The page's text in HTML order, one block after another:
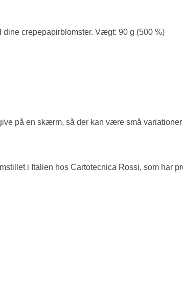
crepepapirblomster. Vægt: 90 g (500 %)
på en skærm, så der kan være små
i Italien hos Cartotecnica Rossi, som har